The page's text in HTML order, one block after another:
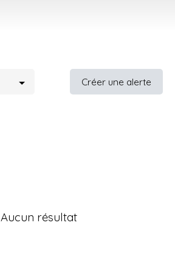
Créer une alerte
Aucun résultat